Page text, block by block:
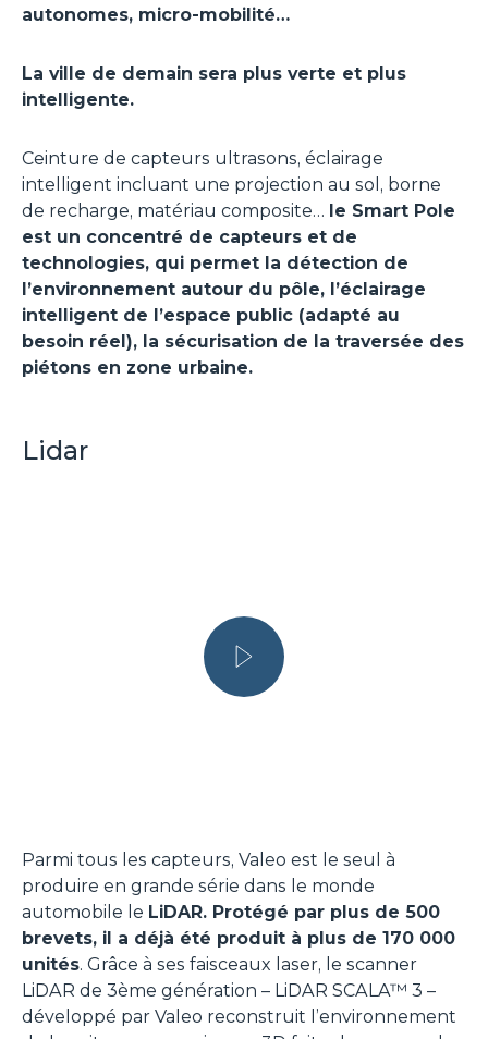
autonomes, micro-mobilité…
La ville de demain sera plus verte et plus
intelligente.
Ceinture de capteurs ultrasons, éclairage
intelligent incluant une projection au sol, borne
de recharge, matériau composite… le Smart Pole
est un concentré de capteurs et de
technologies, qui permet la détection de
l’environnement autour du pôle, l’éclairage
intelligent de l’espace public (adapté au
besoin réel), la sécurisation de la traversée des
piétons en zone urbaine.
Lidar
Parmi tous les capteurs, Valeo est le seul à
produire en grande série dans le monde
automobile le LiDAR. Protégé par plus de 500
brevets, il a déjà été produit à plus de 170 000
unités. Grâce à ses faisceaux laser, le scanner
LiDAR de 3ème génération – LiDAR SCALA™ 3 –
développé par Valeo reconstruit l’environnement